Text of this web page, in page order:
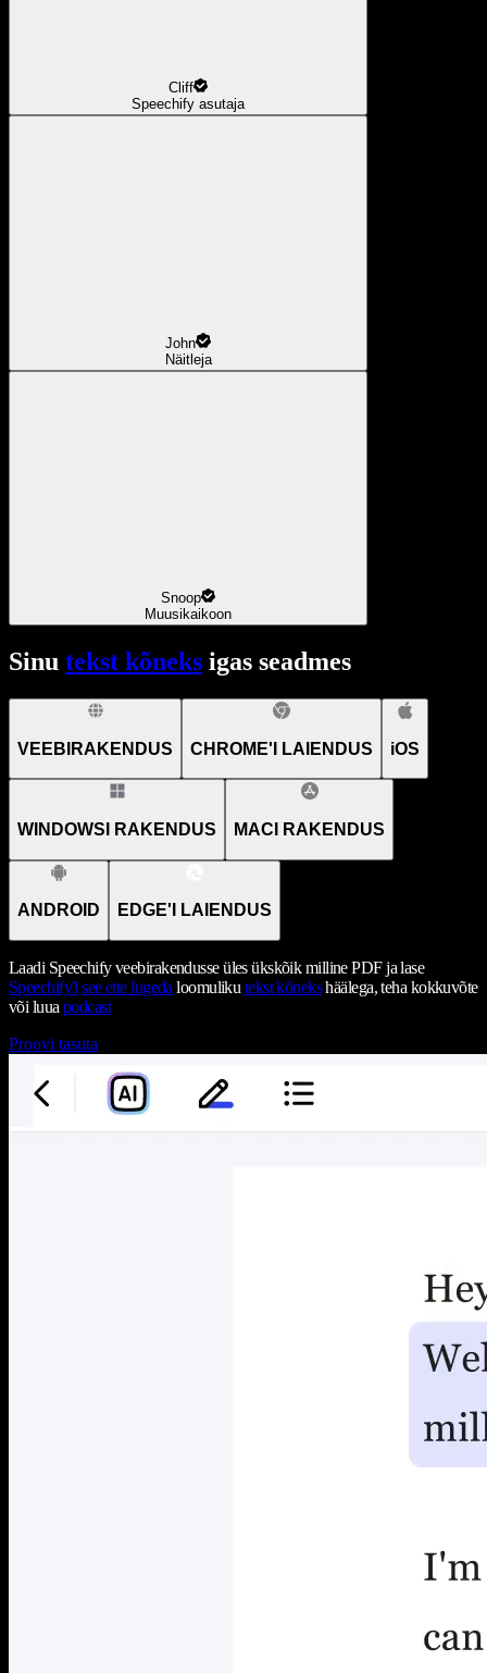
Cliff
Speechify asutaja
John
Näitleja
Snoop
Muusikaikoon
Sinu tekst kõneks igas seadmes
VEEBIRAKENDUS CHROME'I LAIENDUS iOS
WINDOWSI RAKENDUS MACI RAKENDUS
ANDROID EDGE'I LAIENDUS
Laadi Speechify veebirakendusse üles ükskõik milline PDF ja lase
Speechify'l see ette lugeda loomuliku tekst kõnekshäälega, teha kokkuvõte
või luua podcast
Proovi tasuta